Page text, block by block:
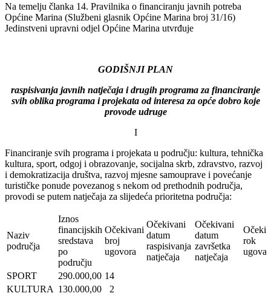
Na temelju članka 14. Pravilnika o financiranju javnih potreba
Općine Marina (Službeni glasnik Općine Marina broj 31/16)
Jedinstveni upravni odjel Općine Marina utvrđuje
GODIŠNJI PLAN
raspisivanja javnih natječaja i drugih programa za financiranje
svih oblika programa i projekata od interesa za opće dobro koje
provode udruge
I
Financiranje svih programa i projekata u području: kultura, tehnička
kultura, sport, odgoj i obrazovanje, socijalna skrb, zdravstvo, razvoj
i demokratizacija društva, razvoj mjesne samouprave i povećanje
turističke ponude povezanog s nekom od prethodnih područja,
provodi se putem natječaja za slijedeća prioritetna područja:
Naziv
područja
Iznos
financijskih
sredstava
po
području
Očekivani
broj
ugovora
Očekivani
datum
raspisivanja
natječaja
Očekivani
datum
završetka
natječaja
rok
SPORT 290.000,00 14
KULTURA 130.000,00
2